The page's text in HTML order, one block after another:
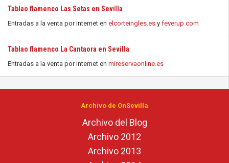
Tablao flamenco Las Setas en Sevilla
Entradas a la venta por internet en elcorteingles.es y feverup.com
Tablao flamenco La Cantaora en Sevilla
Entradas a la venta por internet en mireservaonline.es
Archivo de OnSevilla
Archivo del Blog
Archivo 2012
Archivo 2013